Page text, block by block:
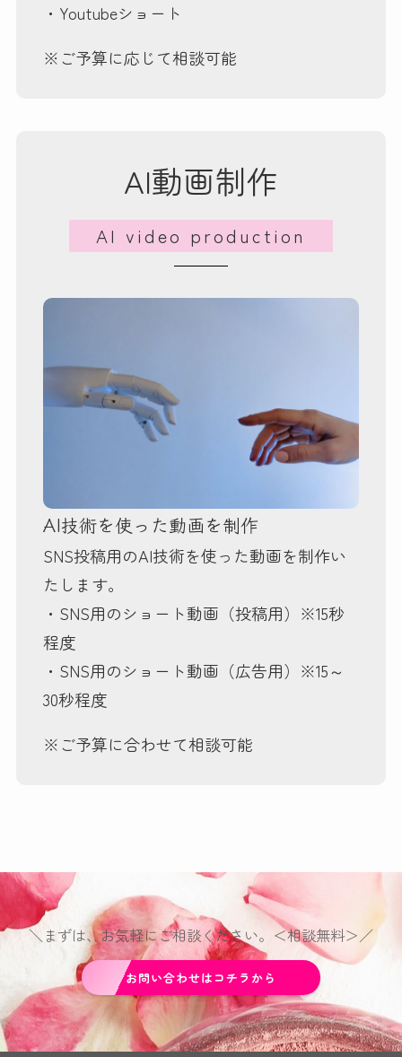
・Youtubeショート
※ご予算に応じて相談可能
AI動画制作
AI video production
AI技術を使った動画を制作
SNS投稿用のAI技術を使った動画を制作い
たします。
・SNS用のショート動画（投稿用）※15秒
程度
・SNS用のショート動画（広告用）※15～
30秒程度
※ご予算に合わせて相談可能
＼まずは、お気軽にご相談ください。＜相談無料＞／
お問い合わせはコチラから